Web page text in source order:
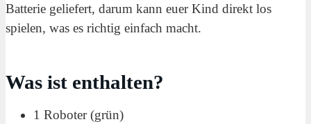
Batterie geliefert, darum kann euer Kind direkt los
spielen, was es richtig einfach macht.
Was ist enthalten?
1 Roboter (grün)